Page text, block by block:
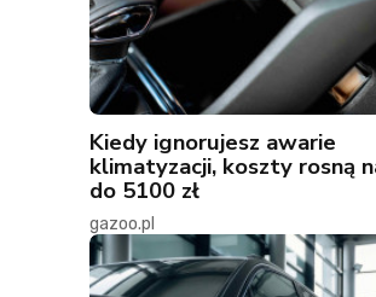
Kiedy ignorujesz awarie
klimatyzacji, koszty rosną
do 5100 zł
gazoo.pl